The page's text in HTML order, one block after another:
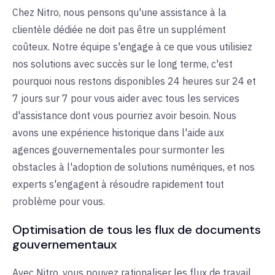
Chez Nitro, nous pensons qu'une assistance à la
clientèle dédiée ne doit pas être un supplément
coûteux. Notre équipe s'engage à ce que vous utilisiez
nos solutions avec succès sur le long terme, c'est
pourquoi nous restons disponibles 24 heures sur 24 et
7 jours sur 7 pour vous aider avec tous les services
d'assistance dont vous pourriez avoir besoin. Nous
avons une expérience historique dans l'aide aux
agences gouvernementales pour surmonter les
obstacles à l'adoption de solutions numériques, et nos
experts s'engagent à résoudre rapidement tout
problème pour vous.
Optimisation de tous les flux de documents
gouvernementaux
Avec Nitro, vous pouvez rationaliser les flux de travail